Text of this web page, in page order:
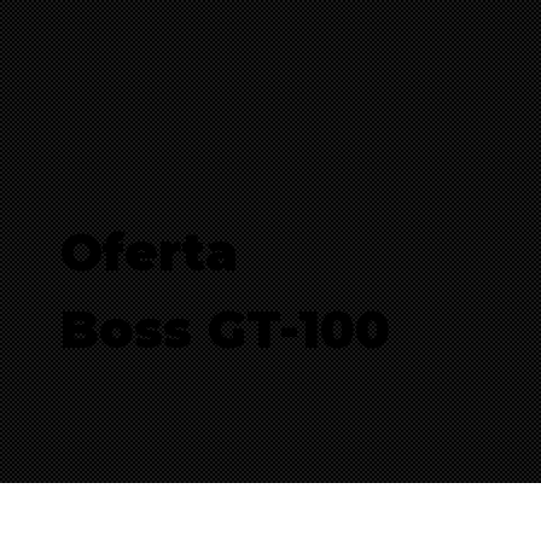
Oferta
Boss GT-100